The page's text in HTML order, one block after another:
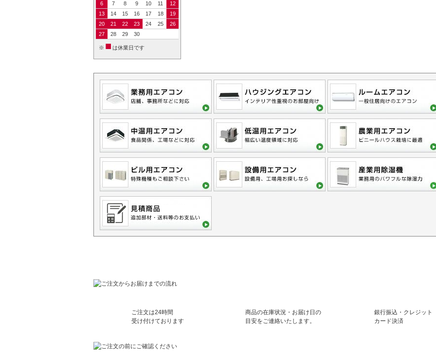
6
7 8 9 10 11
12
13
14 15 16 17 18
19
20
21 22 23 24 25
26
27
28 29 30
※ ■ は休業日です
ご注文は24時間
受け付けております
商品の在庫状況・お届け日の
目安をご連絡いたします。
銀行振込・クレジット
カード決済